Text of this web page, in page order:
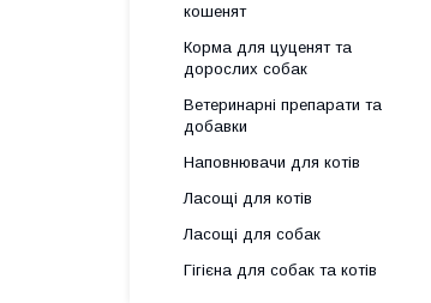
кошенят
Корма для цуценят та
дорослих собак
Ветеринарні препарати та
добавки
Наповнювачи для котів
Ласощі для котів
Ласощі для собак
Гігієна для собак та котів